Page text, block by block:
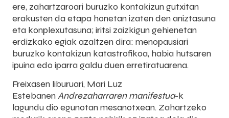
ere, zahartzaroari buruzko kontakizun gutxitan
erakusten da etapa honetan izaten den aniztasuna
eta konplexutasuna; iritsi zaizkigun gehienetan
erdizkako egiak azaltzen dira: menopausiari
buruzko kontakizun katastrofikoa, habia hutsaren
ipuina edo iparra galdu duen erretiratuarena.
Freixasen liburuari, Mari Luz
EstebanenAndrezaharraren manifestua-k
lagundu dio egunotan mesanotxean. Zahartzeko